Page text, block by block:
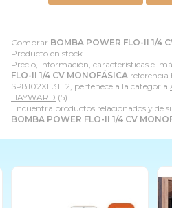
Comprar BOMBA POWER FLO-II 1/4
Producto en stock.
Precio, información, características e
FLO-II 1/4 CV MONOFÁSICA referencia
SP8102XE31E2, pertenece a la categoría
HAYWARD (5).
Encuentra productos relacionados y de
BOMBA POWER FLO-II 1/4 CV